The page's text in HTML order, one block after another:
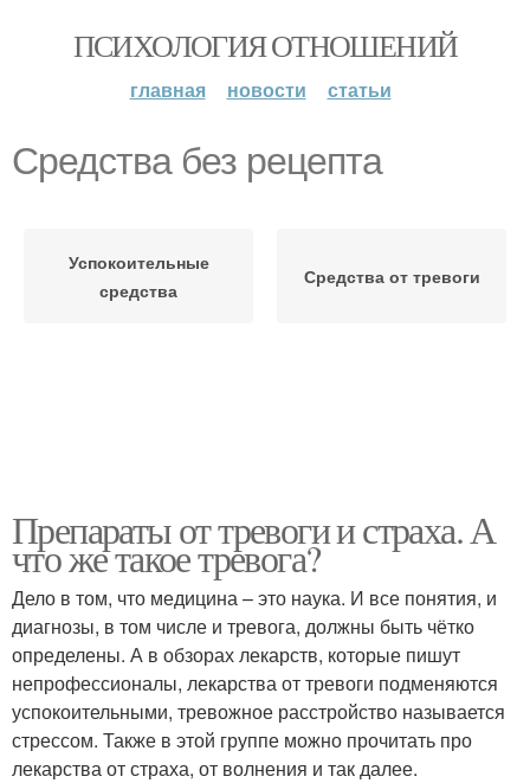
ПСИХОЛОГИЯ ОТНОШЕНИЙ
главная новости статьи
Средства без рецепта
Успокоительные
средства
Средства от тревоги
Препараты от тревоги и страха. А
что же такое тревога?
Дело в том, что медицина – это наука. И все понятия, и
диагнозы, в том числе и тревога, должны быть чётко
определены. А в обзорах лекарств, которые пишут
непрофессионалы, лекарства от тревоги подменяются
успокоительными, тревожное расстройство называется
стрессом. Также в этой группе можно прочитать про
лекарства от страха, от волнения и так далее.